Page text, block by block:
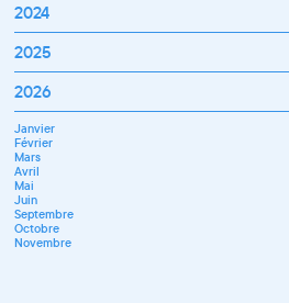
Janvier
Février
Mars
Avril
Septembre
Octobre
Novembre
Décembre
2024
Janvier
Février
Mars
Avril
Juillet
Septembre
Novembre
Décembre
2025
Janvier
Février
Mars
Avril
Mai
Juin
Juillet
Septembre
Octobre
Novembre
Décembre
2026
Janvier
Février
Mars
Avril
Mai
Juin
Septembre
Octobre
Novembre